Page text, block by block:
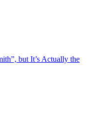
but It’s Actually the